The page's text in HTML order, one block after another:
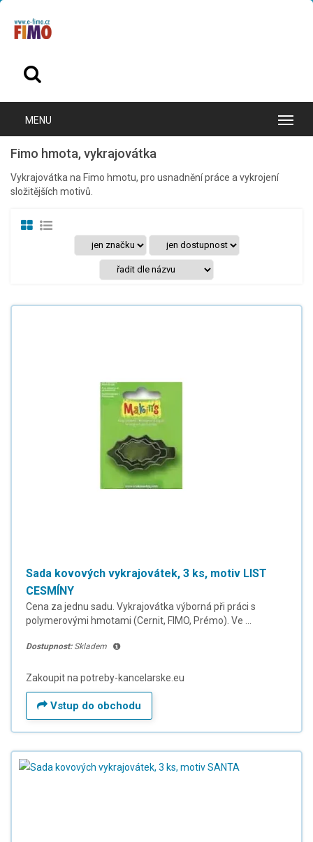
Fimo hmota, vykrajovátka
Vykrajovátka na Fimo hmotu, pro usnadnění práce a vykrojení
složitějších motivů.
Sada kovových vykrajovátek, 3 ks, motiv LIST
CESMÍNY
Cena za jednu sadu. Vykrajovátka výborná při práci s
polymerovými hmotami (Cernit, FIMO, Prémo). Ve ...
Dostupnost: Skladem
Zakoupit na potreby-kancelarske.eu
Vstup do obchodu